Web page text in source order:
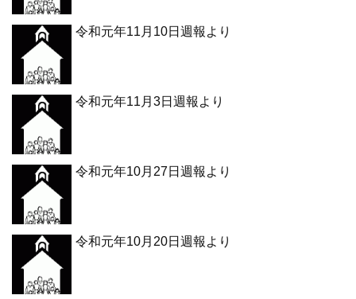
令和元年11月10日週報より
令和元年11月3日週報より
令和元年10月27日週報より
令和元年10月20日週報より